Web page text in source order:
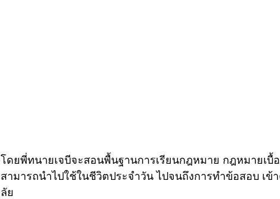
โดยพี่ทนายเจบีจะสอนพื้นฐานการเรียนกฎหมาย กฎหมายเบื้
สามารถนำไปใช้ในชีวิตประจำวัน ไปจนถึงการทำข้อสอบ เ
ลัย